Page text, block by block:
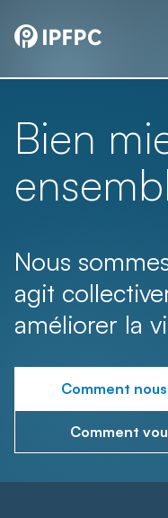
Bien
Nous
agit
améliorer la
Comment
Comment